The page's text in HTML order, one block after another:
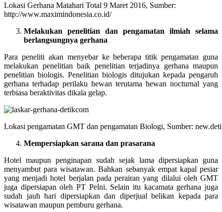
Lokasi Gerhana Matahari Total 9 Maret 2016, Sumber:
http://www.maximindonesia.co.id/
Melakukan penelitian dan pengamatan ilmiah selama
berlangsungnya gerhana
Para peneliti akan menyebar ke beberapa titik pengamatan guna
melakukan penelitian baik penelitian terjadinya gerhana maupun
penelitian biologis. Penelitian biologis ditujukan kepada pengaruh
gerhana terhadap perilaku hewan terutama hewan nocturnal yang
terbiasa beraktivitas dikala gelap.
Lokasi pengamatan GMT dan pengamatan Biologi, Sumber:
Mempersiapkan sarana dan prasarana
Hotel maupun penginapan sudah sejak lama dipersiapkan guna
menyambut para wisatawan. Bahkan sebanyak empat kapal pesiar
yang menjadi hotel berjalan pada perairan yang dilalui oleh GMT
juga dipersiapan oleh PT Pelni. Selain itu kacamata gerhana juga
sudah jauh hari dipersiapkan dan diperjual belikan kepada para
wisatawan maupun pemburu gerhana.